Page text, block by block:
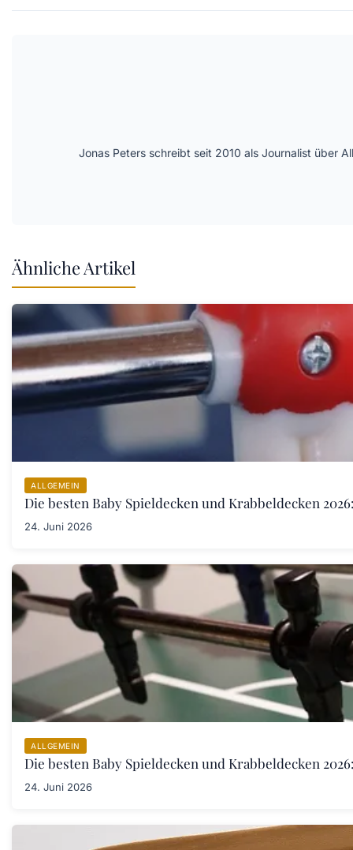
Jonas Peters schreibt seit 2010 als Journalist über
Ähnliche Artikel
ALLGEMEIN
Die besten Baby Spieldecken und Krabbeldecken
24. Juni 2026
ALLGEMEIN
Die besten Baby Spieldecken und Krabbeldecken
24. Juni 2026